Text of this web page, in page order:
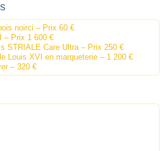
noirci – Prix 60 €
– Prix 1 600 €
STRIALE Care Ultra – Prix 250 €
Louis XVI en marqueterie – 1 200 €
– 320 €